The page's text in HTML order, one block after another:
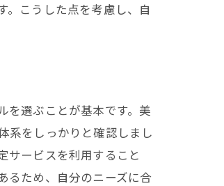
。こうした点を考慮し、自
を選ぶことが基本です。美
系をしっかりと確認しまし
サービスを利用すること
るため、自分のニーズに合